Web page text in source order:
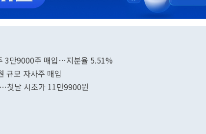
3만9000주 매입…지분율 5.51%
규모 자사주 매입
첫날 시초가 11만9900원